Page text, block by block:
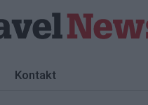
Kontakt